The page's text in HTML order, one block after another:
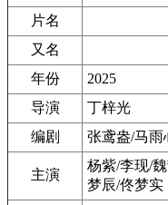
片名
又名
年份
2025
导演
丁梓光
编剧
张鸢盎/马雨
主演
杨紫/李现/
梦辰/佟梦实